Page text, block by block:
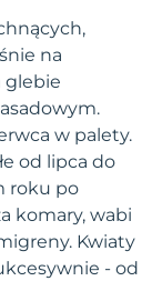
na
glebie
w palety.
od lipca do
roku po
komary, wabi
Kwiaty
- od